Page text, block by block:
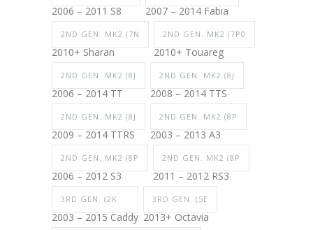
2006 – 2011 S8 2007 – 2014 Fabia
2ND GEN. MK2 (7N
2010+ Sharan
2ND GEN. MK2 (7P0
2010+ Touareg
2ND GEN. MK2 (8J
2006 – 2014 TT
2ND GEN. MK2 (8J
2008 – 2014 TTS
2ND GEN. MK2 (8J
2009 – 2014 TTRS
2ND GEN. MK2 (8P
2003 – 2013 A3
2ND GEN. MK2 (8P
2006 – 2012 S3
2ND GEN. MK2 (8P
2011 – 2012 RS3
3RD GEN. (2K
2003 – 2015 Caddy
3RD GEN. (5E
2013+ Octavia